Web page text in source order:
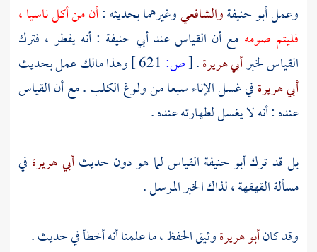
وعملأبو حنيفةوالشافعيوغيرهما بحديثه :أن من أكل ناسيا ،
فليتم صومه مع أن القياس عندأبي حنيفة : أنه يفطر ، فترك
القياس لخبرأبي هريرة.
[ص: وهذامالكعمل بحديث
أبي هريرةفي غسل الإناء سبعا من ولوغ الكلب . مع أن القياس
عنده : أنه لا يغسل لطهارته عنده .
بل قد تركأبو حنيفة القياس لما هو دون حديثأبي هريرة في
مسألة القهقهة ، لذاك الخبر المرسل .
وقد كانأبو هريرةوثيق الحفظ ، ما علمنا أنه أخطأ في حديث .